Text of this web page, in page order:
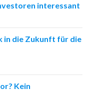
interessant
in die Zukunft für die
Kein